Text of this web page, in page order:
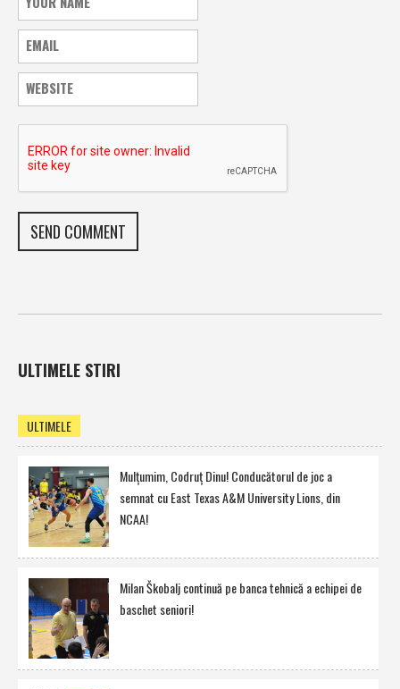
ULTIMELE STIRI
ULTIMELE
Mulţumim, Codruţ Dinu! Conducătorul de joc a
semnat cu East Texas A&M University Lions, din
NCAA!
Milan Škobalj continuă pe banca tehnică a echipei de
baschet seniori!